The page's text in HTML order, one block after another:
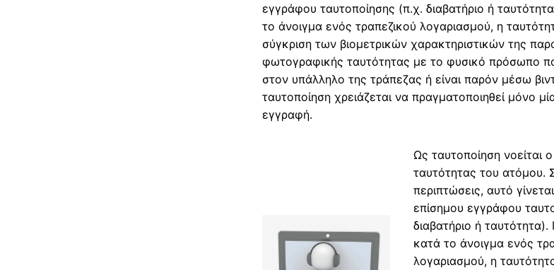
εγγράφου ταυτοποίησης (π.χ. διαβατήριο ή
το άνοιγμα ενός τραπεζικού λογαριασμού, η
σύγκριση των βιομετρικών χαρακτηριστικών της
φωτογραφικής ταυτότητας με το φυσικό πρόσωπο
στον υπάλληλο της τράπεζας ή είναι παρόν μέσω
ταυτοποίηση χρειάζεται να πραγματοποιηθεί μόνο
εγγραφή.
Ως ταυτοποίηση νοείται
ταυτότητας του ατόμου.
περιπτώσεις, αυτό
επίσημου εγγράφου
διαβατήριο ή ταυτότητα).
κατά το άνοιγμα ενός
λογαριασμού, η